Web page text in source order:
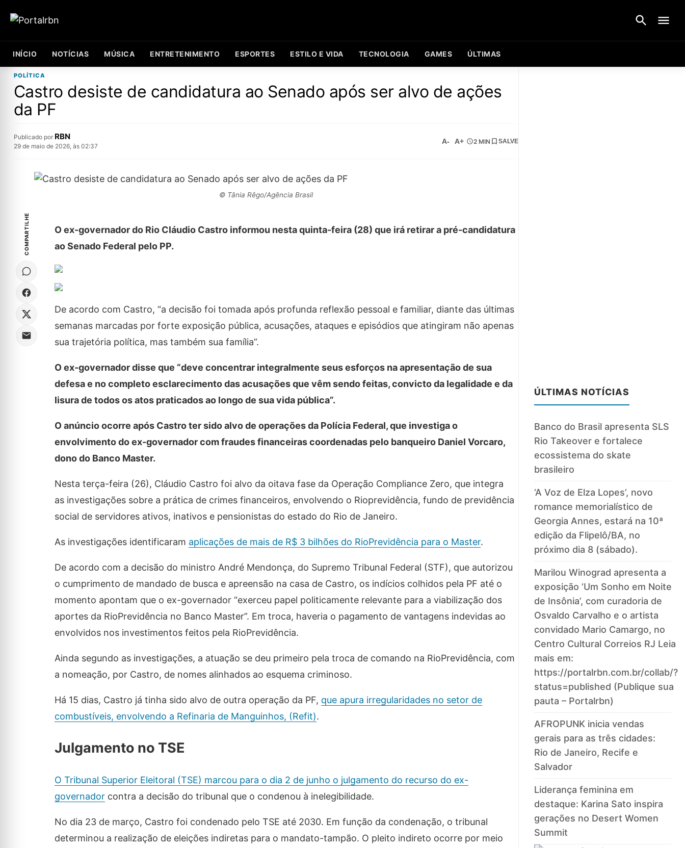
INÍCIO NOTÍCIAS MÚSICA ENTRETENIMENTO ESPORTES ESTILO E VIDA TECNOLOGIA GAMES ÚLTIMAS
POLÍTICA
Castro desiste de candidatura ao Senado após ser alvo de ações
da PF
Publicado por RBN
29 de maio de 2026, às 02:37
A- A+ 2 MIN SALVE
© Tânia Rêgo/Agência Brasil
COMPARTILHE
O ex-governador do Rio Cláudio Castro informou nesta quinta-feira (28) que irá retirar a pré-candidatura
ao Senado Federal pelo PP.
De acordo com Castro, “a decisão foi tomada após profunda reflexão pessoal e familiar, diante das últimas
semanas marcadas por forte exposição pública, acusações, ataques e episódios que atingiram não apenas
sua trajetória política, mas também sua família”.
O ex-governador disse que “deve concentrar integralmente seus esforços na apresentação de sua
defesa e no completo esclarecimento das acusações que vêm sendo feitas, convicto da legalidade e da
lisura de todos os atos praticados ao longo de sua vida pública”.
O anúncio ocorre após Castro ter sido alvo de operações da Polícia Federal, que investiga o
envolvimento do ex-governador com fraudes financeiras coordenadas pelo banqueiro Daniel Vorcaro,
dono do Banco Master.
Nesta terça-feira (26), Cláudio Castro foi alvo da oitava fase da Operação Compliance Zero, que integra
as investigações sobre a prática de crimes financeiros, envolvendo o Rioprevidência, fundo de previdência
social de servidores ativos, inativos e pensionistas do estado do Rio de Janeiro.
As investigações identificaram aplicações de mais de R$ 3 bilhões do RioPrevidência para o Master.
De acordo com a decisão do ministro André Mendonça, do Supremo Tribunal Federal (STF), que autorizou
o cumprimento de mandado de busca e apreensão na casa de Castro, os indícios colhidos pela PF até o
momento apontam que o ex-governador “exerceu papel politicamente relevante para a viabilização dos
aportes da RioPrevidência no Banco Master”. Em troca, haveria o pagamento de vantagens indevidas ao
envolvidos nos investimentos feitos pela RioPrevidência.
Ainda segundo as investigações, a atuação se deu primeiro pela troca de comando na RioPrevidência, com
a nomeação, por Castro, de nomes alinhados ao esquema criminoso.
Há 15 dias, Castro já tinha sido alvo de outra operação da PF, que apura irregularidades no setor de
combustíveis, envolvendo a Refinaria de Manguinhos, (Refit).
Julgamento no TSE
O Tribunal Superior Eleitoral (TSE) marcou para o dia 2 de junho o julgamento do recurso do ex-
governadorcontra a decisão do tribunal que o condenou à inelegibilidade.
No dia 23 de março, Castro foi condenado pelo TSE até 2030. Em função da condenação, o tribunal
determinou a realização de eleições indiretas para o mandato-tampão. O pleito indireto ocorre por meio
ÚLTIMAS NOTÍCIAS
Banco do Brasil apresenta SLS
Rio Takeover e fortalece
ecossistema do skate
brasileiro
‘A Voz de Elza Lopes’, novo
romance memorialístico de
Georgia Annes, estará na 10ª
edição da Flipelô/BA, no
próximo dia 8 (sábado).
Marilou Winograd apresenta a
exposição ‘Um Sonho em Noite
de Insônia’, com curadoria de
Osvaldo Carvalho e o artista
convidado Mario Camargo, no
Centro Cultural Correios RJ Leia
mais em:
https://portalrbn.com.br/collab/?
status=published (Publique sua
pauta – Portalrbn)
AFROPUNK inicia vendas
gerais para as três cidades:
Rio de Janeiro, Recife e
Salvador
Liderança feminina em
destaque: Karina Sato inspira
gerações no Desert Women
Summit